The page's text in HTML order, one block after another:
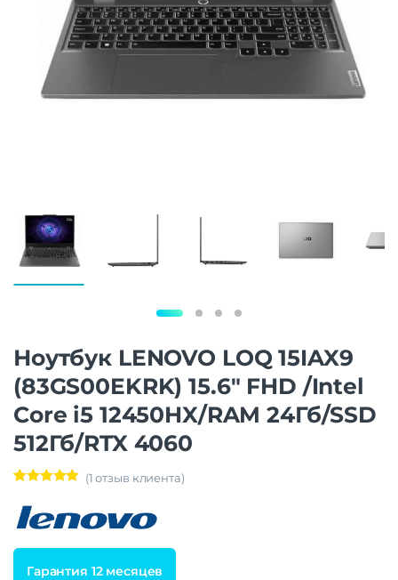
Ноутбук LENOVO LOQ 15IAX9
(83GS00EKRK) 15.6″ FHD /Intel
Core i5 12450HX/RAM 24Гб/SSD
512Гб/RTX 4060
5.00
основе
опроса
я
(1отзыв клиента)
Гарантия 12 месяцев